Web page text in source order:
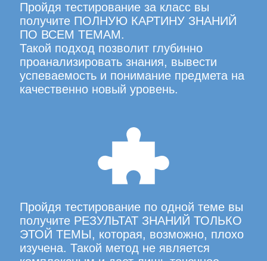
Пройдя тестирование за класс вы
получите ПОЛНУЮ КАРТИНУ ЗНАНИЙ
ПО ВСЕМ ТЕМАМ.
Такой подход позволит глубинно
проанализировать знания, вывести
успеваемость и понимание предмета на
качественно новый уровень.
Пройдя тестирование по одной теме вы
получите РЕЗУЛЬТАТ ЗНАНИЙ ТОЛЬКО
ЭТОЙ ТЕМЫ, которая, возможно, плохо
изучена. Такой метод не является